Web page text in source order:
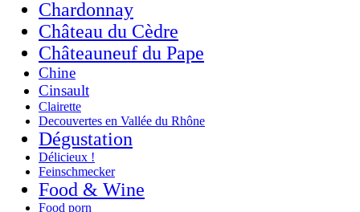
Chardonnay
Château du Cèdre
Châteauneuf du Pape
Chine
Cinsault
Clairette
Decouvertes en Vallée du Rhône
Dégustation
Délicieux !
Feinschmecker
Food & Wine
Food porn